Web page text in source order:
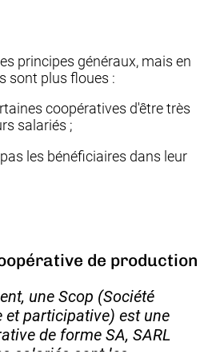
principes généraux, mais en
sont plus floues :
coopératives d'être très
salariés ;
les bénéficiaires dans leur
de production
une Scop (Société
et participative) est une
de forme SA, SARL
salariés sont les